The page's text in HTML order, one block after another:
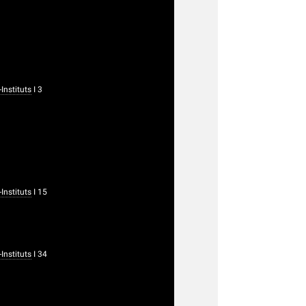
Instituts I 3
Instituts I 15
Instituts I 34